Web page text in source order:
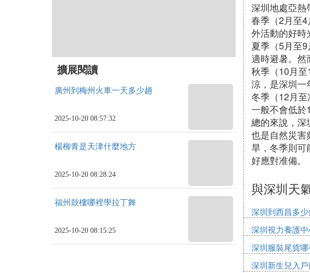
擴展閱讀
廣州到梅州火車一天多少趟
2025-10-20 08:57:32
楊柳青是天津什麼地方
2025-10-20 08:28:24
福州鼓樓哪裡學拉丁舞
2025-10-20 08:15:25
深圳地處亞熱
春季（2月至
外活動的好時
夏季（5月至
適時避暑。然
秋季（10月
涼，是深圳一
冬季（12月
一般不會低於
總的來說，深
也是自然災害
旱，冬季則可
好應對准備。
與深圳天
深圳到西昌多
深圳視力養護
深圳服裝尾貨
深圳新生兒入